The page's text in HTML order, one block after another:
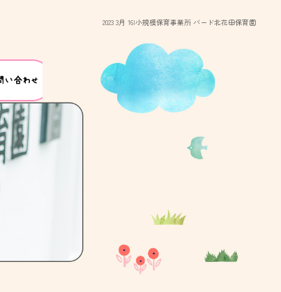
2023 3月 16|小規模保育事業所 バード北花田保育園